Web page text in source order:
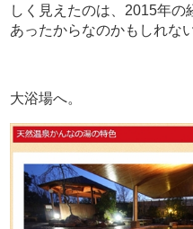
しく見えたのは、2015年
あったからなのかもしれない
大浴場へ。